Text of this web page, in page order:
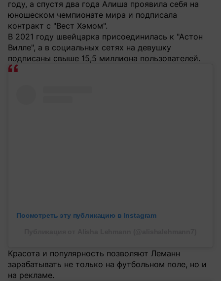
году, а спустя два года Алиша проявила себя на
юношеском чемпионате мира и подписала
контракт с "Вест Хэмом".
В 2021 году швейцарка присоединилась к "Астон
Вилле", а в социальных сетях на девушку
подписаны свыше 15,5 миллиона пользователей.
Посмотреть эту публикацию в Instagram
Красота и популярность позволяют Леманн
зарабатывать не только на футбольном поле, но и
на рекламе.